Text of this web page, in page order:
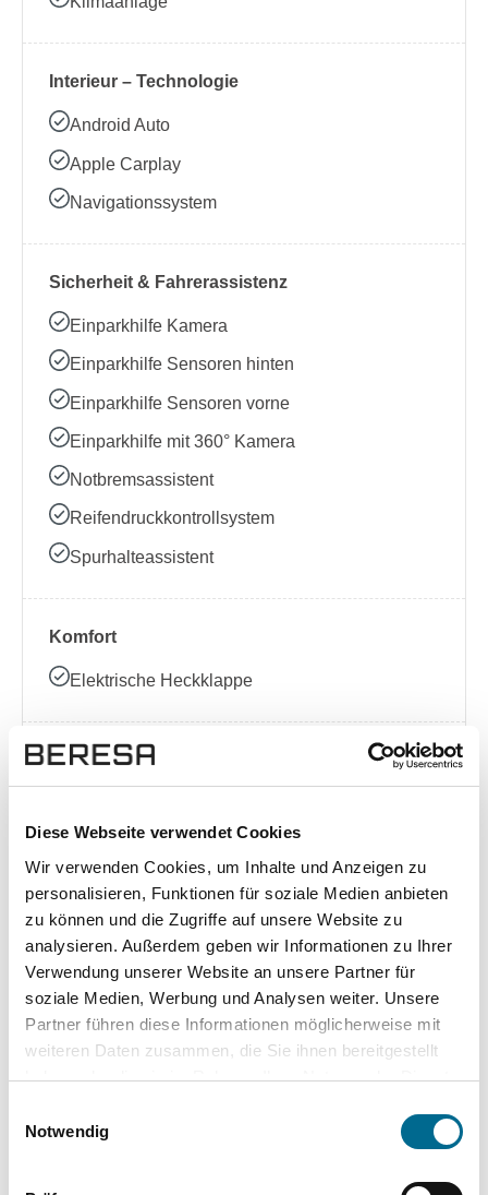
Diese Webseite verwendet Cookies
Wir verwenden Cookies, um Inhalte und Anzeigen zu
personalisieren, Funktionen für soziale Medien anbieten
zu können und die Zugriffe auf unsere Website zu
analysieren. Außerdem geben wir Informationen zu Ihrer
Verwendung unserer Website an unsere Partner für
soziale Medien, Werbung und Analysen weiter. Unsere
Partner führen diese Informationen möglicherweise mit
weiteren Daten zusammen, die Sie ihnen bereitgestellt
haben oder die sie im Rahmen Ihrer Nutzung der Dienste
Cookies, wenn Sie unsere Webseite weiterhin nutzen.
Notwendig
Interieur – Technologie
Android Auto
Apple Carplay
Navigationssystem
Sicherheit & Fahrerassistenz
Einparkhilfe Kamera
Einparkhilfe Sensoren hinten
Einparkhilfe Sensoren vorne
Einparkhilfe mit 360° Kamera
Notbremsassistent
Reifendruckkontrollsystem
Spurhalteassistent
Komfort
Elektrische Heckklappe
Exposé herunterladen [pdf]
Unsere Vorteile
wuddi Leasing Kauf
Versicherung ✔ - -
-